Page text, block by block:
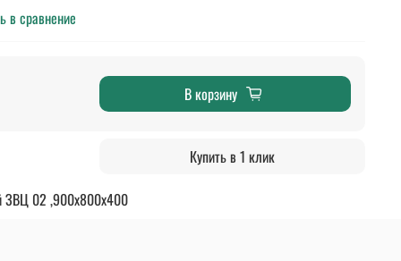
в сравнение
В корзину
Купить в 1 клик
ЗВЦ 02 ,900х800х400